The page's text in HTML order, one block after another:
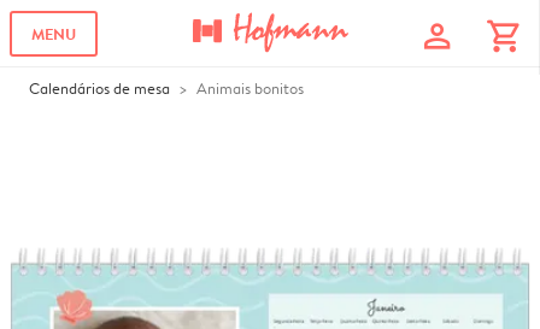
MENU profile shopping_cart
Calendários de mesa Animais bonitos